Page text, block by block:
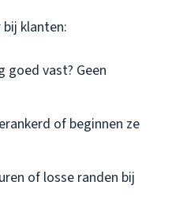
klanten:
goed vast? Geen
of beginnen ze
of losse randen bij